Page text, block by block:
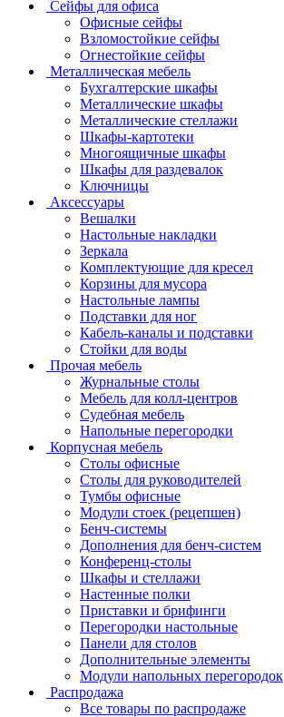
Сейфы для офиса
Офисные сейфы
Взломостойкие сейфы
Огнестойкие сейфы
Металлическая мебель
Бухгалтерские шкафы
Металлические шкафы
Металлические стеллажи
Шкафы-картотеки
Многоящичные шкафы
Шкафы для раздевалок
Ключницы
Аксессуары
Вешалки
Настольные накладки
Зеркала
Комплектующие для кресел
Корзины для мусора
Настольные лампы
Подставки для ног
Кабель-каналы и подставки
Стойки для воды
Прочая мебель
Журнальные столы
Мебель для колл-центров
Судебная мебель
Напольные перегородки
Корпусная мебель
Столы офисные
Столы для руководителей
Тумбы офисные
Модули стоек (рецепшен)
Бенч-системы
Дополнения для бенч-систем
Конференц-столы
Шкафы и стеллажи
Настенные полки
Приставки и брифинги
Перегородки настольные
Панели для столов
Дополнительные элементы
Модули напольных перегородок
Распродажа
Все товары по распродаже